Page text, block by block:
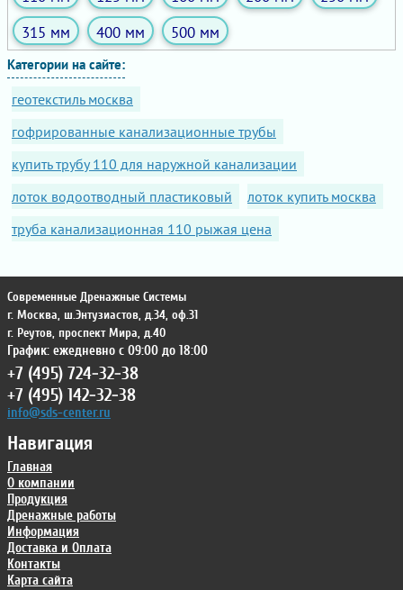
315 мм
400 мм 500 мм
Категории на сайте:
геотекстиль москва
гофрированные канализационные трубы
купить трубу 110 для наружной канализации
лоток водоотводный пластиковый
лоток купить москва
труба канализационная 110 рыжая цена
Навигация
Главная
О компании
Продукция
Дренажные работы
Информация
Доставка и Оплата
Контакты
Карта сайта
Современные Дренажные Системы
г. Москва, ш.Энтузиастов, д.34, оф.31
г. Реутов, проспект Мира, д.40
График: ежедневно с 09:00 до 18:00
+7 (495) 724-32-38
+7 (495) 142-32-38
info@sds-center.ru